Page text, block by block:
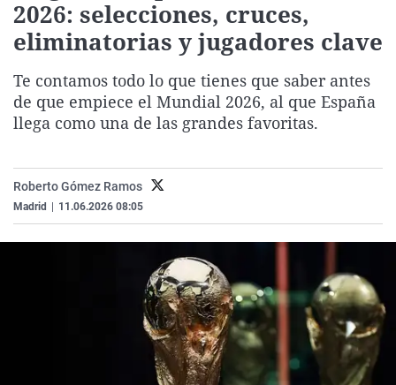
La rosa de los vientos
Gente viajera
Como el perro y el
Caso
Retornados
Equipo de
Operación Viuda
Extremadura
Galicia
La Rioja
Navarra
Virales
Televisión
Elecciones
2026: selecciones, cruces,
eliminatorias y jugadores clave
Te contamos todo lo que tienes que saber antes
de que empiece el Mundial 2026, al que España
llega como una de las grandes favoritas.
Roberto Gómez Ramos
Madrid 11.06.2026 08:05